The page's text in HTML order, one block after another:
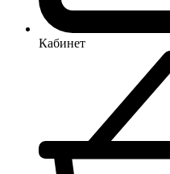
Кабинет